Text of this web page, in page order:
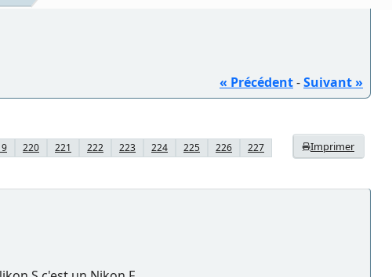
« Précédent-Suivant »
Imprimer
220 221 222 223 224 225 226
227